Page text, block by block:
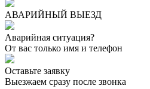
АВАРИЙНЫЙ ВЫЕЗД
Аварийная ситуация?
От вас только имя и телефон
Оставьте заявку
Выезжаем сразу после звонка